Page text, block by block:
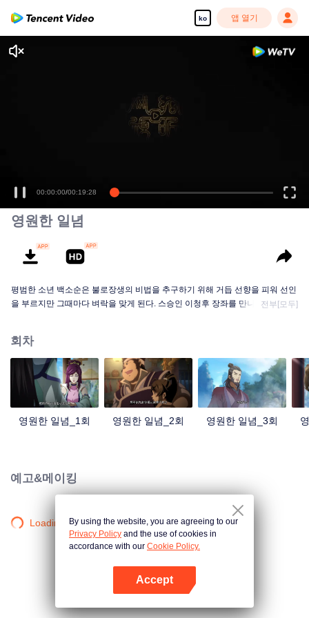
ko 앱 열기
00:00:00/00:19:28
영원한 일념
평범한 소년 백소순은 불로장생의 비법을 추구하기 위해 거듭 선향을 피워 선인
을 부르지만 그때마다 벼락을 맞게 된다. 스승인 이청후 장좌를 만나고 나서야...
전부[모두]
회차
영원한 일념_1회 영원한 일념_2회 영원한 일념_3회
예고&메이킹
Loading…By using the website, you are agreeing to our
Privacy Policy and the use of cookies in
accordance with our Cookie Policy.
Accept